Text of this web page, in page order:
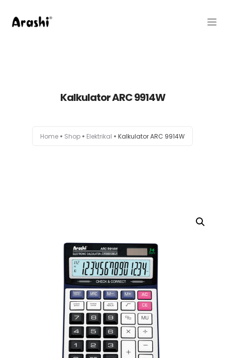
Kalkulator ARC 9914W
Home Shop Elektrikal Kalkulator ARC 9914W